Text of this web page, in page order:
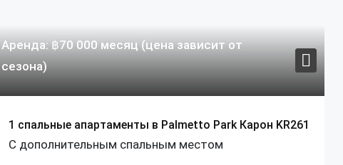
Аренда: ฿70 000 месяц (цена зависит от
сезона)
1 спальные апартаменты в Palmetto Park Карон KR261
С дополнительным спальным местом